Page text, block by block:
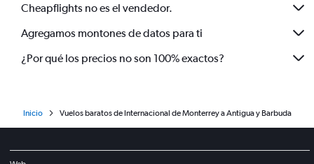
Cheapflights no es el vendedor.
Agregamos montones de datos para ti
¿Por qué los precios no son 100% exactos?
Inicio Vuelos baratos de Internacional de Monterrey a Antigua y Barbuda